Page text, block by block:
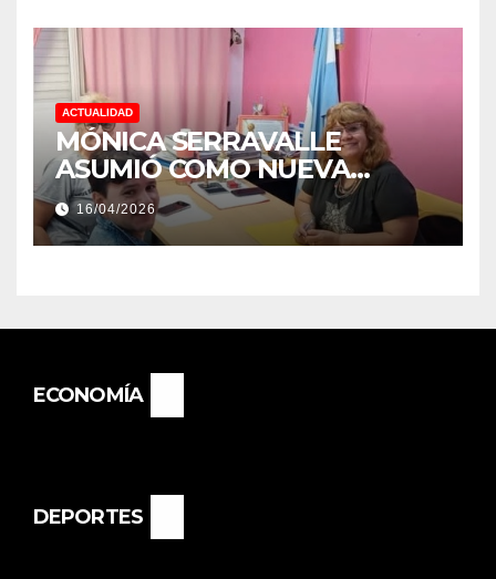
ACTUALIDAD
MÓNICA SERRAVALLE
ASUMIÓ COMO NUEVA
DIRECTORA DEL E.E.S. N° 82
«RENÉ FAVALORO» DE
BASAIL.
16/04/2026
ECONOMÍA
DEPORTES